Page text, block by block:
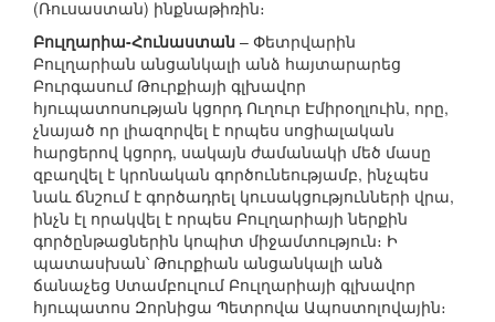
(Ռուսաստան) ինքնաթիռին։
Բուլղարիա-Հունաստան – Փետրվարին
Բուլղարիան անցանկալի անձ հայտարարեց
Բուրգասում Թուրքիայի գլխավոր
հյուպատոսության կցորդ Ուղուր Էմիրօղլուին, որը,
չնայած որ լիազորվել է որպես սոցիալական
հարցերով կցորդ, սակայն ժամանակի մեծ մասը
զբաղվել է կրոնական գործունեությամբ, ինչպես
նաև ճնշում է գործադրել կուսակցությունների վրա,
ինչն էլ որակվել է որպես Բուլղարիայի ներքին
գործընթացներին կոպիտ միջամտություն։ Ի
պատասխան՝ Թուրքիան անցանկալի անձ
ճանաչեց Ստամբուլում Բուլղարիայի գլխավոր
հյուպատոս Զորնիցա Պետրովա Ապոստոլովային։